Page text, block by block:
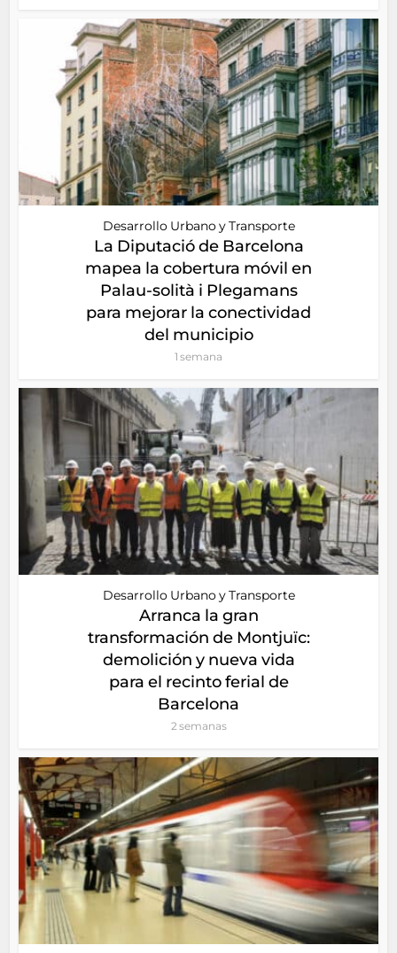
Desarrollo Urbano y Transporte
La Diputació de Barcelona
mapea la cobertura móvil en
Palau-solità i Plegamans
para mejorar la conectividad
del municipio
1 semana
Desarrollo Urbano y Transporte
Arranca la gran
transformación de Montjuïc:
demolición y nueva vida
para el recinto ferial de
Barcelona
2 semanas